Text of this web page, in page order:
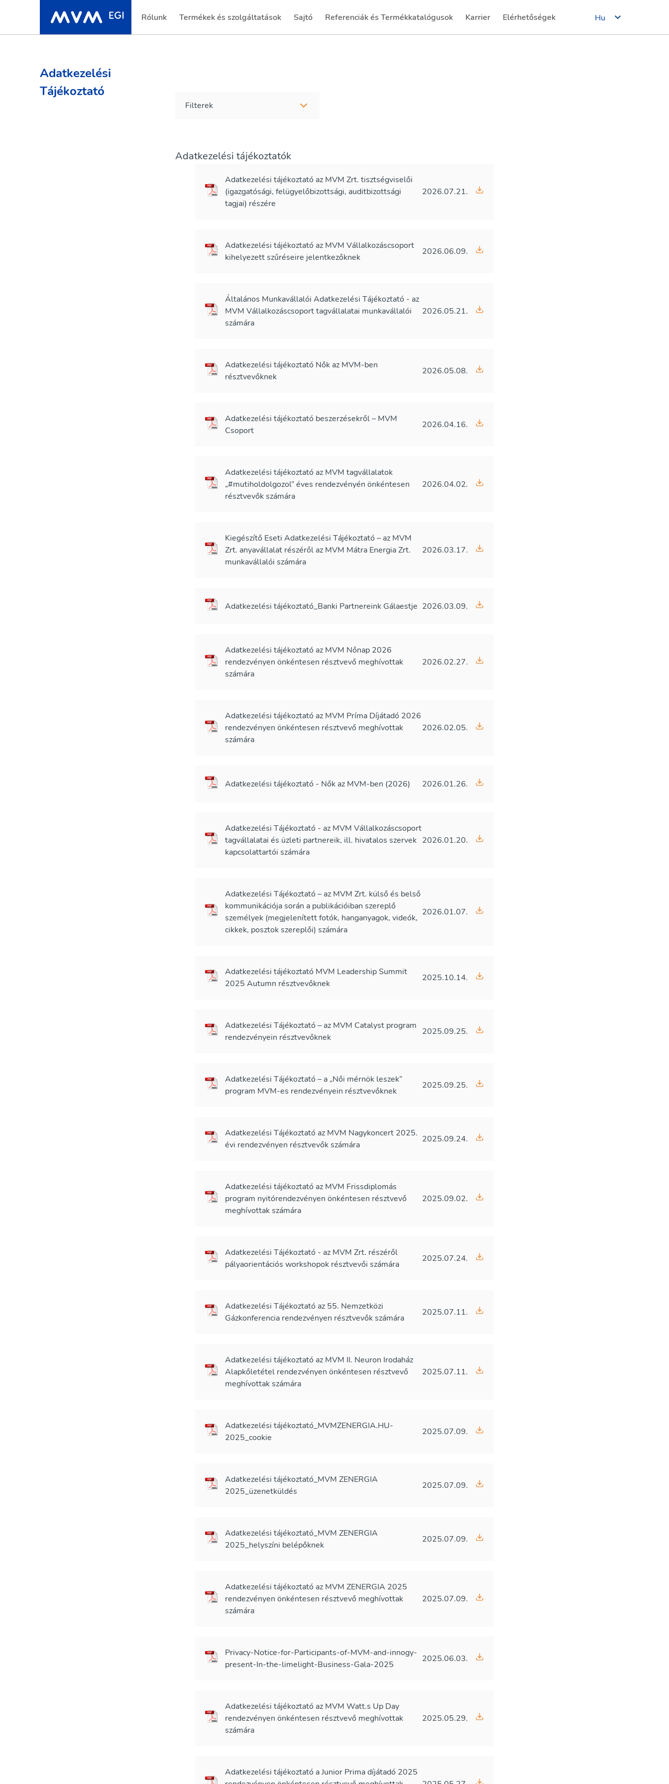
Rólunk Termékek és szolgáltatások Sajtó Referenciák és Termékkatalógusok
(current) Karrier
(current) Elérhetőségek
(current) Hu
Adatkezelési
Tájékoztató
Filterek
Adatkezelési tájékoztatók
Adatkezelési tájékoztató az MVM Zrt. tisztségviselői
(igazgatósági, felügyelőbizottsági, auditbizottsági
tagjai) részére
2026.07.21.
Adatkezelési tájékoztató az MVM Vállalkozáscsoport
kihelyezett szűréseire jelentkezőknek
2026.06.09.
Általános Munkavállalói Adatkezelési Tájékoztató - az
MVM Vállalkozáscsoport tagvállalatai munkavállalói
számára
2026.05.21.
Adatkezelési tájékoztató Nők az MVM-ben
résztvevőknek
2026.05.08.
Adatkezelési tájékoztató beszerzésekről – MVM
Csoport
2026.04.16.
Adatkezelési tájékoztató az MVM tagvállalatok
„#mutiholdolgozol” éves rendezvényén önkéntesen
résztvevők számára
2026.04.02.
Kiegészítő Eseti Adatkezelési Tájékoztató – az MVM
Zrt. anyavállalat részéről az MVM Mátra Energia Zrt.
munkavállalói számára
2026.03.17.
Adatkezelési tájékoztató_Banki Partnereink Gálaestje 2026.03.09.
Adatkezelési tájékoztató az MVM Nőnap 2026
rendezvényen önkéntesen résztvevő meghívottak
számára
2026.02.27.
Adatkezelési tájékoztató az MVM Príma Díjátadó 2026
rendezvényen önkéntesen résztvevő meghívottak
számára
2026.02.05.
Adatkezelési tájékoztató - Nők az MVM-ben (2026) 2026.01.26.
Adatkezelési Tájékoztató - az MVM Vállalkozáscsoport
tagvállalatai és üzleti partnereik, ill. hivatalos szervek
kapcsolattartói számára
2026.01.20.
Adatkezelési Tájékoztató – az MVM Zrt. külső és belső
kommunikációja során a publikációiban szereplő
személyek (megjelenített fotók, hanganyagok, videók,
cikkek, posztok szereplői) számára
2026.01.07.
Adatkezelési tájékoztató MVM Leadership Summit
2025 Autumn résztvevőknek
2025.10.14.
Adatkezelési Tájékoztató – az MVM Catalyst program
rendezvényein résztvevőknek
2025.09.25.
Adatkezelési Tájékoztató – a „Női mérnök leszek”
program MVM-es rendezvényein résztvevőknek
2025.09.25.
Adatkezelési Tájékoztató az MVM Nagykoncert 2025.
évi rendezvényen résztvevők számára
2025.09.24.
Adatkezelési tájékoztató az MVM Frissdiplomás
program nyitórendezvényen önkéntesen résztvevő
meghívottak számára
2025.09.02.
Adatkezelési Tájékoztató - az MVM Zrt. részéről
pályaorientációs workshopok résztvevői számára
2025.07.24.
Adatkezelési Tájékoztató az 55. Nemzetközi
Gázkonferencia rendezvényen résztvevők számára
2025.07.11.
Adatkezelési tájékoztató az MVM II. Neuron Irodaház
Alapkőletétel rendezvényen önkéntesen résztvevő
meghívottak számára
2025.07.11.
Adatkezelési tájékoztató_MVMZENERGIA.HU-
2025_cookie
2025.07.09.
Adatkezelési tájékoztató_MVM ZENERGIA
2025_üzenetküldés
2025.07.09.
Adatkezelési tájékoztató_MVM ZENERGIA
2025_helyszíni belépőknek
2025.07.09.
Adatkezelési tájékoztató az MVM ZENERGIA 2025
rendezvényen önkéntesen résztvevő meghívottak
számára
2025.07.09.
Privacy-Notice-for-Participants-of-MVM-and-innogy-
present-In-the-limelight-Business-Gala-2025
2025.06.03.
Adatkezelési tájékoztató az MVM Watt.s Up Day
rendezvényen önkéntesen résztvevő meghívottak
számára
2025.05.29.
Adatkezelési tájékoztató a Junior Prima díjátadó 2025